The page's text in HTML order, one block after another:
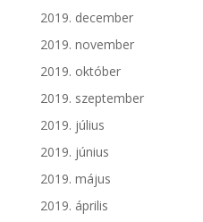
2019. december
2019. november
2019. október
2019. szeptember
2019. július
2019. június
2019. május
2019. április